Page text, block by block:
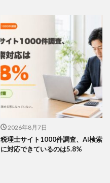
2026年8月7日
税理士サイト1000件調査、AI検索
に対応できているのは5.8%